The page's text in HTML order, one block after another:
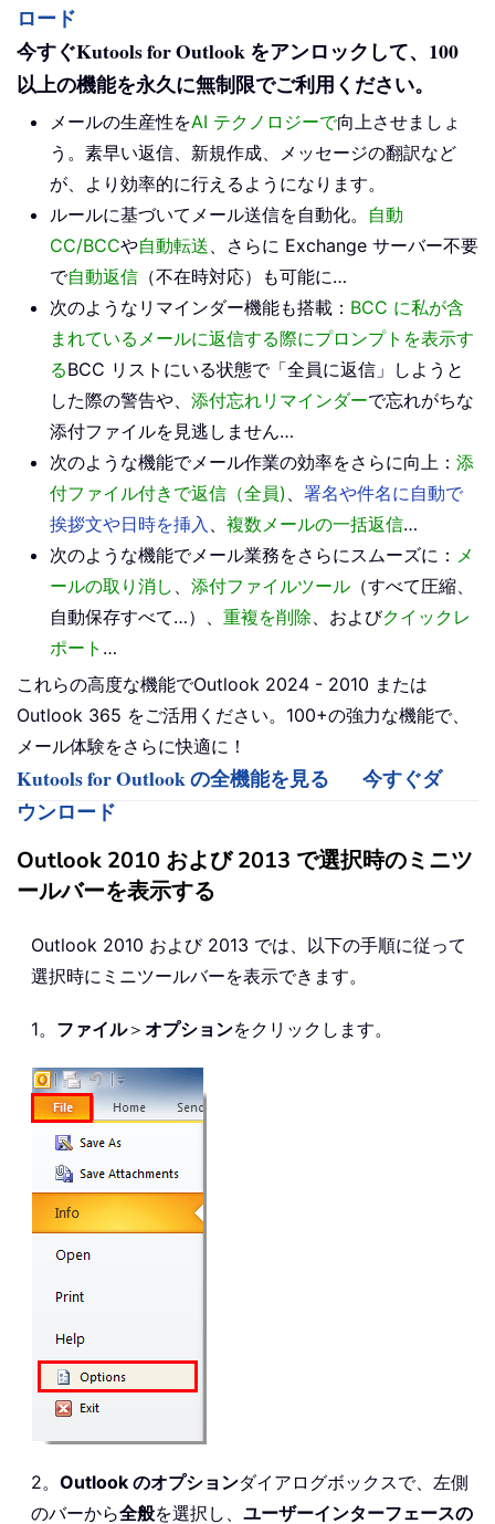
ロード
今すぐKutools for Outlook をアンロックして、100
以上の機能を永久に無制限でご利用ください。
メールの生産性をAI テクノロジーで向上させましょ
う。素早い返信、新規作成、メッセージの翻訳など
が、より効率的に行えるようになります。
ルールに基づいてメール送信を自動化。 自動
CC/BCCや自動転送 、さらに Exchange サーバー不要
で自動返信 （不在時対応）も可能に…
次のようなリマインダー機能も搭載： BCC に私が含
まれているメールに返信する際にプロンプトを表示す
るBCC リストにいる状態で「全員に返信」しようと
した際の警告や、 添付忘れリマインダーで忘れがちな
添付ファイルを見逃しません…
次のような機能でメール作業の効率をさらに向上： 添
付ファイル付きで返信（全員)
署名や件名に自動で
挨拶文や日時を挿入
複数メールの一括返信…
次のような機能でメール業務をさらにスムーズに： メ
ールの取り消し
添付ファイルツール （すべて圧縮、
自動保存すべて…）、 重複を削除 、およびクイックレ
ポート …
これらの高度な機能でOutlook 2024 - 2010 または
Outlook 365 をご活用ください。100+の強力な機能で、
メール体験をさらに快適に！
Kutools for Outlook の全機能を見る
今すぐダ
ウンロード
Outlook 2010 および 2013 で選択時のミニツ
ールバーを表示する
Outlook 2010 および 2013 では、以下の手順に従って
選択時にミニツールバーを表示できます。
1。 ファイル＞ オプションをクリックします。
2。 Outlook のオプションダイアログボックスで、左側
のバーから全般を選択し、 ユーザーインターフェースの